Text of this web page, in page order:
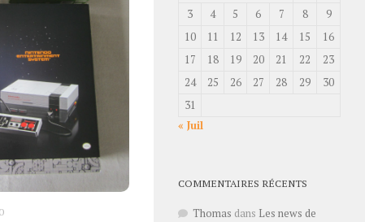
3
4 5 6 7 8
9
10
11 12 13 14 15
16
17
18 19 20 21 22
23
24
25 26 27 28 29
30
31
« Juil
COMMENTAIRES RÉCENTS
Thomas dans Les news de